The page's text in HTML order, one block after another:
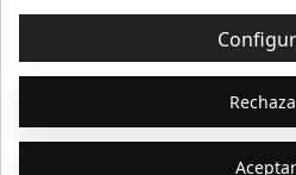
INFORMACIÓN
Aceptar